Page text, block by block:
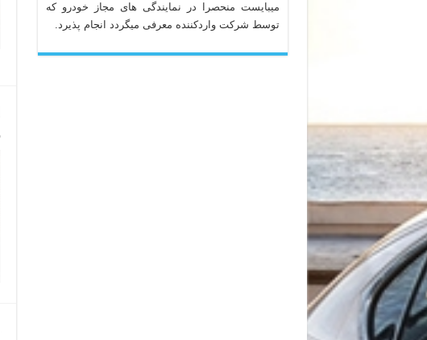
میبایست منحصرا در نمایندگی های مجاز خودرو که
توسط شرکت واردکننده معرفی میگردد انجام پذیرد.